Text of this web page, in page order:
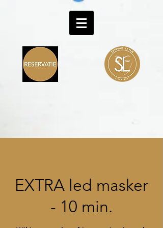
EXTRA led masker
- 10 min.